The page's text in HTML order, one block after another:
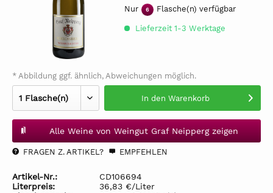
Nur 6 Flasche(n) verfügbar
Lieferzeit 1-3 Werktage
* Abbildung ggf. ähnlich, Abweichungen möglich.
In den Warenkorb
Alle Weine von Weingut Graf Neipperg zeigen
FRAGEN Z. ARTIKEL? EMPFEHLEN
Artikel-Nr.:
CD106694
Literpreis:
36,83 €/Liter